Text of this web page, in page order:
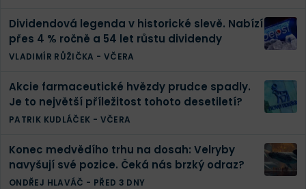
Dividendová legenda v historické slevě. Nabízí
přes 4 % ročně a 54 let růstu dividendy
VLADIMÍR RŮŽIČKA - VČERA
Akcie farmaceutické hvězdy prudce spadly.
Je to největší příležitost tohoto desetiletí?
PATRIK KUDLÁČEK - VČERA
Konec medvědího trhu na dosah: Velryby
navyšují své pozice. Čeká nás brzký odraz?
ONDŘEJ HLAVÁČ - PŘED 3 DNY